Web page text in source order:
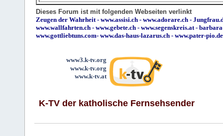
Dieses Forum ist mit folgenden Webseiten verlinkt
Zeugen der Wahrheit- www.assisi.ch - www.adorare.ch -
www.wallfahrten.ch - www.gebete.ch - www.segenskreis.at-
www.gottliebtuns.com- www.das-haus-lazarus.ch - www.pater-pio.de
www3.k-tv.org
www.k-tv.org
www.k-tv.at
K-TV der katholische Fernsehsender